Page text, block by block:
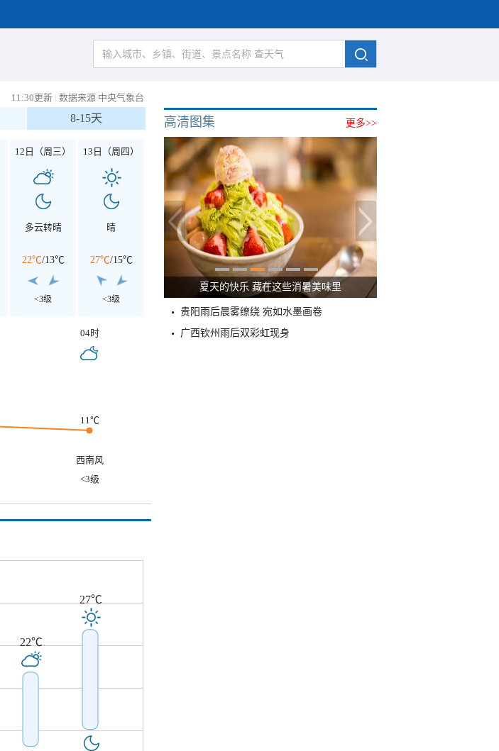
11:30更新 | 数据来源 中央气象台
8-15天
12日（周三）
多云转晴
22℃/13℃
<3级
13日（周四）
晴
27℃/15℃
<3级
04时
11℃
西南风
<3级
22℃
27℃
更多>>
高清图集
夏天的快乐 藏在这些消暑美味里
贵阳雨后晨雾缭绕 宛如水墨画卷
广西钦州雨后双彩虹现身